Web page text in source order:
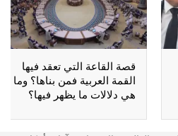
قصة القاعة التي تعقد فيها
القمة العربية فمن بناها؟ وما
هي دلالات ما يظهر فيها؟